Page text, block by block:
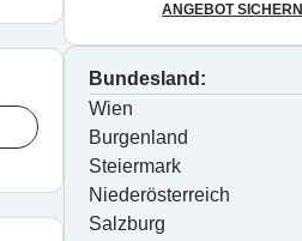
ANGEBOT SICHERN
Bundesland:
Wien
Burgenland
Steiermark
Niederösterreich
Salzburg